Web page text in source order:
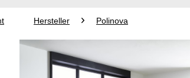
Hersteller Polinova